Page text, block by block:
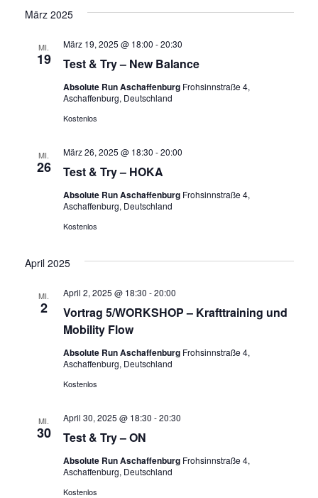
März 2025
MI.
19 Test & Try – New Balance
März 19, 2025 @ 18:00 -20:30
Absolute Run Aschaffenburg Frohsinnstraße 4,
Aschaffenburg, Deutschland
Kostenlos
MI.
26 Test & Try – HOKA
März 26, 2025 @ 18:30 -20:00
Absolute Run Aschaffenburg Frohsinnstraße 4,
Aschaffenburg, Deutschland
Kostenlos
April 2025
MI.
2
Vortrag 5/WORKSHOP – Krafttraining und
Mobility Flow
April 2, 2025 @ 18:30 -20:00
Absolute Run Aschaffenburg Frohsinnstraße 4,
Aschaffenburg, Deutschland
Kostenlos
MI.
30 Test & Try – ON
April 30, 2025 @ 18:30 -20:30
Absolute Run Aschaffenburg Frohsinnstraße 4,
Aschaffenburg, Deutschland
Kostenlos